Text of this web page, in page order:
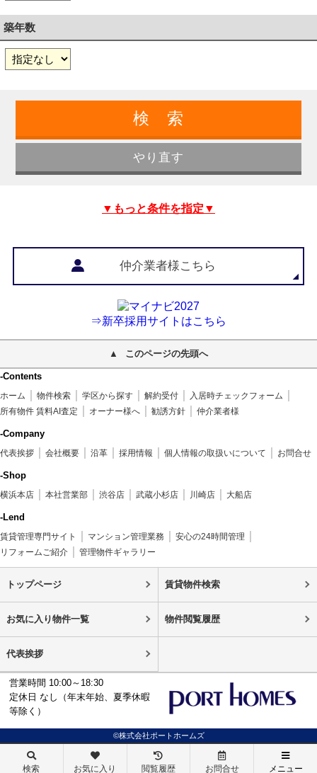
築年数
▼もっと条件を指定▼
仲介業者様こちら
⇒新卒採用サイトはこちら
このページの先頭へ
-Contents
ホーム 物件検索 学区から探す 解約受付
入居時チェックフォーム
所有物件 賃料AI査定
オーナー様へ 勧誘方針 仲介業者様
-Company
代表挨拶 会社概要 沿革 採用情報 個人情報の取扱いについて お問合せ
-Shop
横浜本店 本社営業部 渋谷店 武蔵小杉店 川崎店 大船店
-Lend
賃貸管理専門サイト マンション管理業務
安心の24時間管理
リフォームご紹介
管理物件ギャラリー
トップページ 賃貸物件検索
お気に入り物件一覧 物件閲覧履歴
代表挨拶
営業時間 10:00～18:30
定休日 なし（年末年始、夏季休暇
等除く）
©株式会社ポートホームズ
検索 お気に入り 閲覧履歴 お問合せ メニュー